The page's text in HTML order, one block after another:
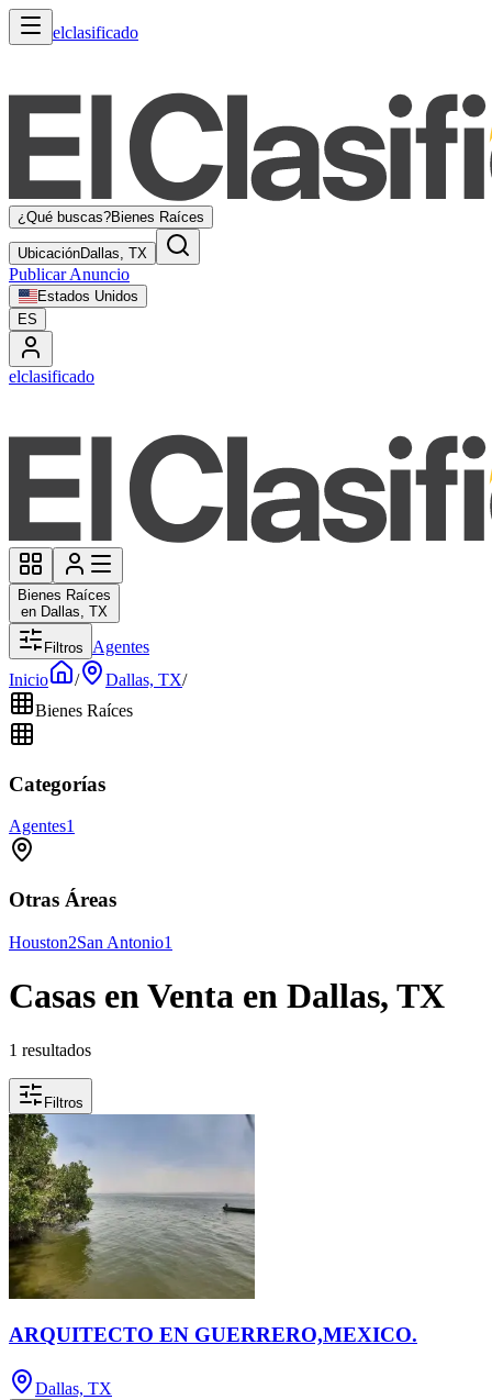
elclasificado
¿Qué buscas?Bienes Raíces
UbicaciónDallas, TX
Publicar Anuncio
Estados Unidos
ES
elclasificado
Bienes Raíces
en Dallas, TX
Filtros
Agentes
Inicio
/ Dallas, TX/
Bienes Raíces
Categorías
Agentes1
Otras Áreas
Houston2San Antonio1
Casas en Venta en Dallas, TX
1 resultados
Filtros
ARQUITECTO EN GUERRERO,MEXICO.
Dallas, TX